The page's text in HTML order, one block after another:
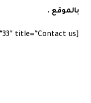
بالموقع .
[contact-form-7 id=”33″ title=”Contact us”]